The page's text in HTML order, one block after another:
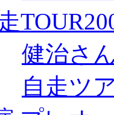
健治さ
自走ツ